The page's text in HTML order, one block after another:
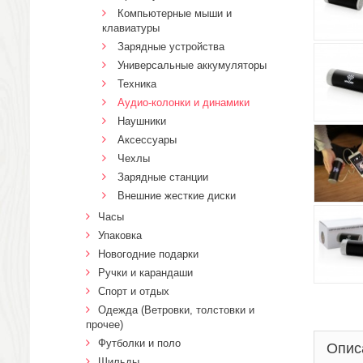
Компьютерные мыши и
клавиатуры
Зарядные устройства
Универсальные аккумуляторы
Техника
Аудио-колонки и динамики
Наушники
Аксессуары
Чехлы
Зарядные станции
Внешние жесткие диски
Часы
Упаковка
Новогодние подарки
Ручки и карандаши
Спорт и отдых
Одежда (Ветровки, толстовки и
прочее)
Футболки и поло